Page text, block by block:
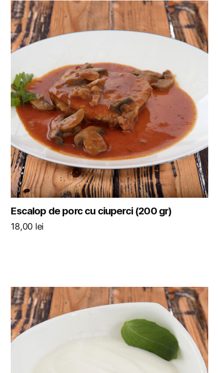
Escalop de porc cu ciuperci (200 gr)
18,00 lei